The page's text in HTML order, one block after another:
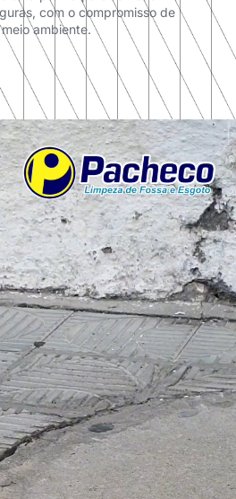
com o compromisso de
ambiente.